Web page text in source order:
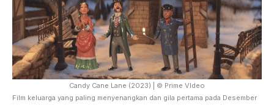
Candy Cane Lane (2023) | © Prime VIdeo
Film keluarga yang paling menyenangkan dan gila pertama pada Desember